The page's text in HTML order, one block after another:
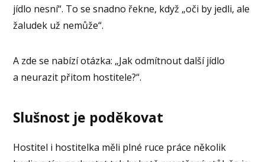
jídlo nesní“. To se snadno řekne, když „oči by jedli, ale
žaludek už nemůže“.
A zde se nabízí otázka: „Jak odmítnout další jídlo
a neurazit přitom hostitele?“.
Slušnost je poděkovat
Hostitel i hostitelka měli plné ruce práce několik